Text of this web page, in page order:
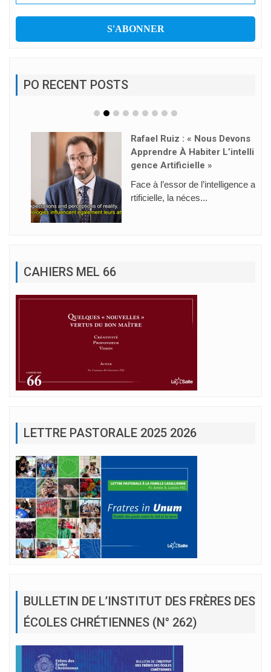
PO RECENT POSTS
Rafael Ruiz : « Nous Devons
Apprendre À Habiter L’intelli
Gence Artificielle »
Face à l’essor de l’intelligence a
rtificielle, la néces...
CAHIERS MEL 66
LETTRE PASTORALE 2025 2026
BULLETIN DE L’INSTITUT DES FRÈRES DES
ÉCOLES CHRÉTIENNES (N° 262)